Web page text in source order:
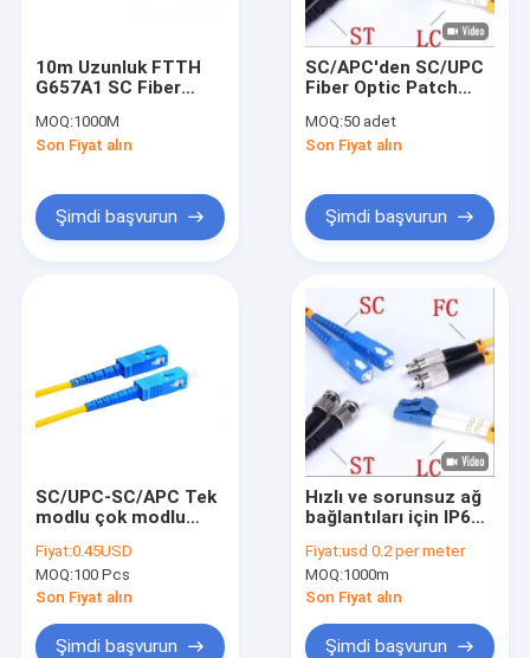
10m Uzunluk FTTH
G657A1 SC Fiber
MOQ:1000M
Son Fiyat alın
Şimdi başvurun
SC/APC'den SC/UPC
Fiber Optic Patch
Jumper Kablosu 1m
2m 3m Yüksek Hızlı
MOQ:50 adet
Son Fiyat alın
Şimdi başvurun
SC/UPC-SC/APC Tek
modlu çok modlu
pigtail 3m 5m 10m
3.0mm LSZH
Fiyat:0.45USD
MOQ:100 Pcs
Son Fiyat alın
Şimdi başvurun
Hızlı ve sorunsuz ağ
bağlantıları için IP67
UPC Duplex Fiber
Patch Kablosu
Fiyat:usd 0.2 per meter
MOQ:1000m
Son Fiyat alın
Şimdi başvurun